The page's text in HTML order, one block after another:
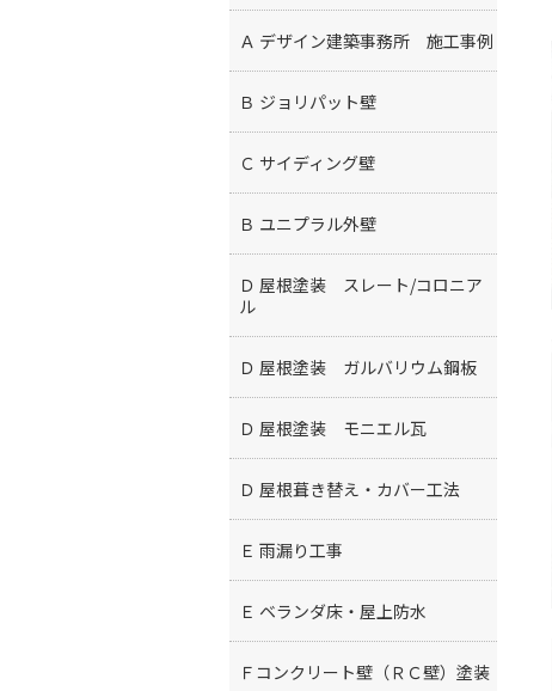
Ａ デザイン建築事務所 施工事例
Ｂ ジョリパット壁
Ｃ サイディング壁
Ｂ ユニプラル外壁
Ｄ 屋根塗装 スレート/コロニア
ル
Ｄ 屋根塗装 ガルバリウム鋼板
Ｄ 屋根塗装 モニエル瓦
Ｄ 屋根葺き替え・カバー工法
Ｅ 雨漏り工事
Ｅ ベランダ床・屋上防水
Ｆコンクリート壁（ＲＣ壁）塗装